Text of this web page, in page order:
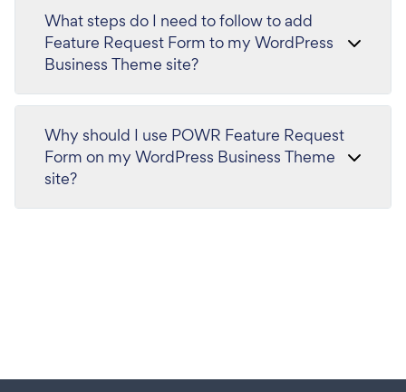
What steps do I need to follow to add
Feature Request Form to my WordPress
Business Theme site?
Why should I use POWR Feature Request
Form on my WordPress Business Theme
site?